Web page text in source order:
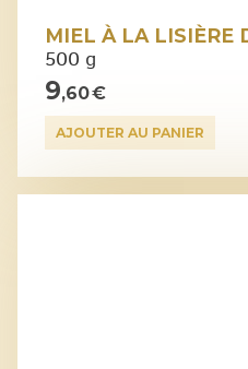
MIEL À LA LISIÈRE
500 g
9,60 €
AJOUTER AU PANIER